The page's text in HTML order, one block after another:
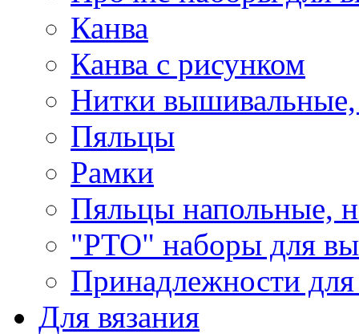
Канва
Канва с рисунком
Нитки
Пяльцы
Рамки
Пяльцы напольные,
"РТО" наборы для
Принадлежности
Для вязания